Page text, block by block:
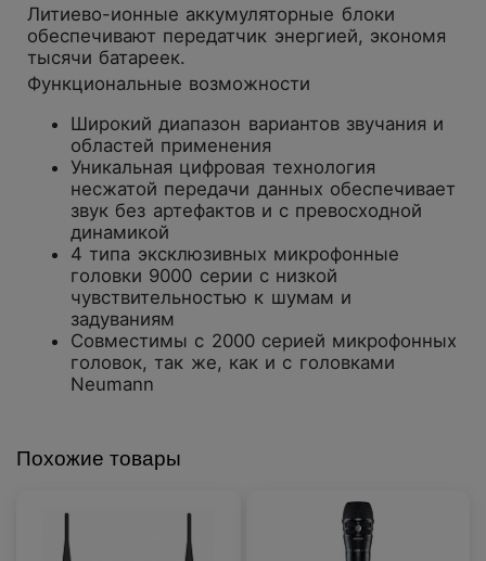
Литиево-ионные аккумуляторные блоки
обеспечивают передатчик энергией, экономя
тысячи батареек.
Функциональные возможности
Широкий диапазон вариантов звучания и
областей применения
Уникальная цифровая технология
несжатой передачи данных обеспечивает
звук без артефактов и с превосходной
динамикой
4 типа эксклюзивных микрофонные
головки 9000 серии с низкой
чувствительностью к шумам и
задуваниям
Совместимы с 2000 серией микрофонных
головок, так же, как и с головками
Neumann
Похожие товары